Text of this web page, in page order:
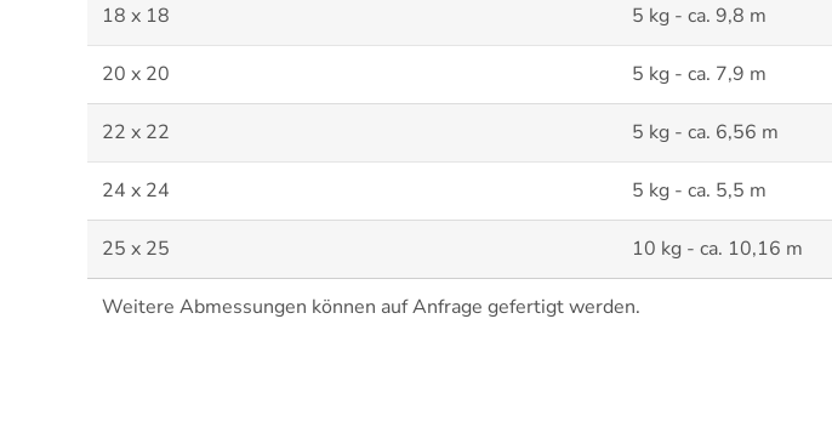
18 x 18 5 kg - ca. 9,8 m
20 x 20 5 kg - ca. 7,9 m
22 x 22 5 kg - ca. 6,56 m
24 x 24 5 kg - ca. 5,5 m
25 x 25 10 kg - ca. 10,16 m
Weitere Abmessungen können auf Anfrage gefertigt werden.